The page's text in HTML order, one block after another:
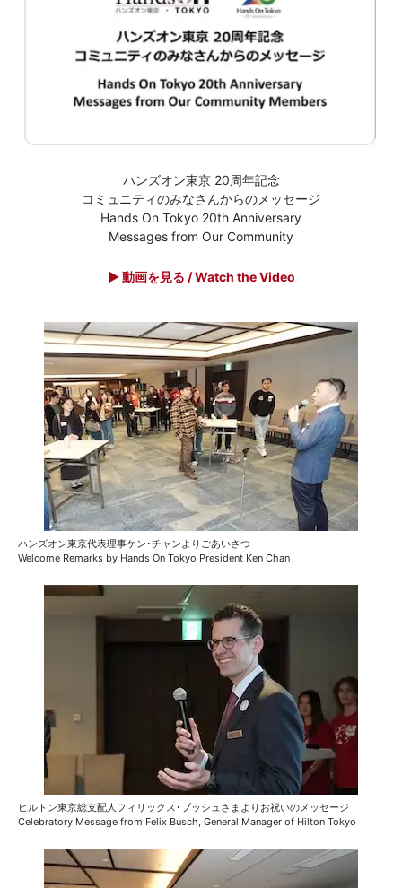
ハンズオン東京 20周年記念
コミュニティのみなさんからのメッセージ
Hands On Tokyo 20th Anniversary
Messages from Our Community
▶ 動画を見る / Watch the Video
ハンズオン東京代表理事ケン･チャンよりごあいさつ
Welcome Remarks by Hands On Tokyo President Ken Chan
ヒルトン東京総支配人フィリックス･ブッシュさまよりお祝いのメッセージ
Celebratory Message from Felix Busch, General Manager of Hilton Tokyo